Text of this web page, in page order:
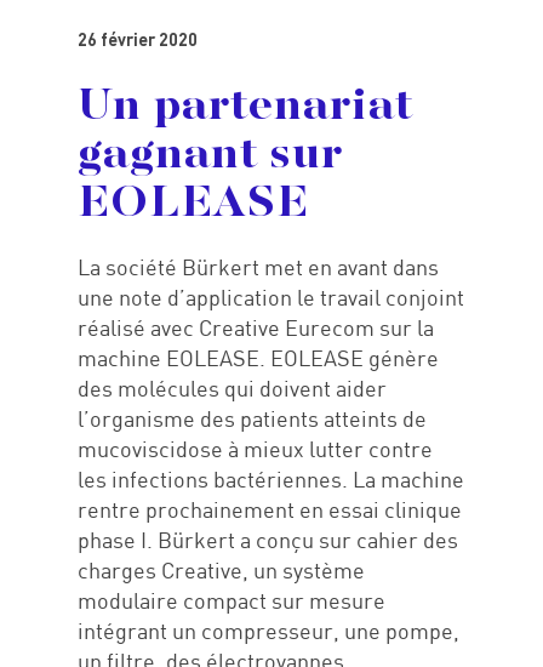
26 février 2020
Un partenariat
gagnant sur
EOLEASE
La société Bürkert met en avant dans
une note d’application le travail conjoint
réalisé avec Creative Eurecom sur la
machine EOLEASE. EOLEASE génère
des molécules qui doivent aider
l’organisme des patients atteints de
mucoviscidose à mieux lutter contre
les infections bactériennes. La machine
rentre prochainement en essai clinique
phase I. Bürkert a conçu sur cahier des
charges Creative, un système
modulaire compact sur mesure
intégrant un compresseur, une pompe,
un filtre, des électrovannes.
Accueil
Expertises
Réalisations
#We are
Carrières
Contact